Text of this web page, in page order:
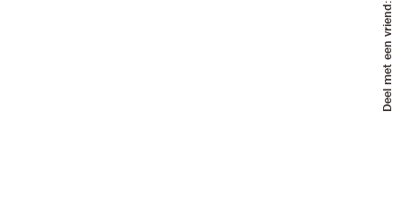
Deel met een vriend: